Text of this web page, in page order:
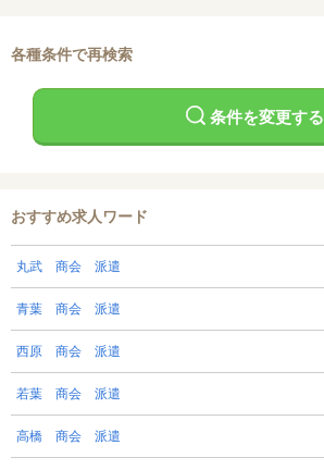
各種条件で再検索
条件を変更する
おすすめ求人ワード
丸武 商会 派遣
青葉 商会 派遣
西原 商会 派遣
若葉 商会 派遣
高橋 商会 派遣